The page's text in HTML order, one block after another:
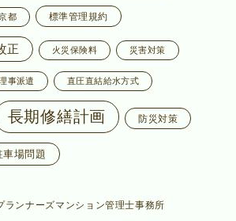
都 標準管理規約
正 火災保険料 災害対策
事派遣 直圧直結給水方式
長期修繕計画 防災対策
車場問題
ランナーズマンション管理士事務所